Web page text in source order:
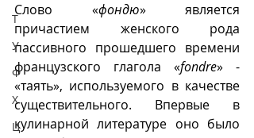
Т
У
Ф
Х
Ц
Слово «фондю» является
причастием женского рода
пассивного прошедшего времени
французского глагола «fondre» -
«таять», используемого в качестве
существительного. Впервые в
кулинарной литературе оно было